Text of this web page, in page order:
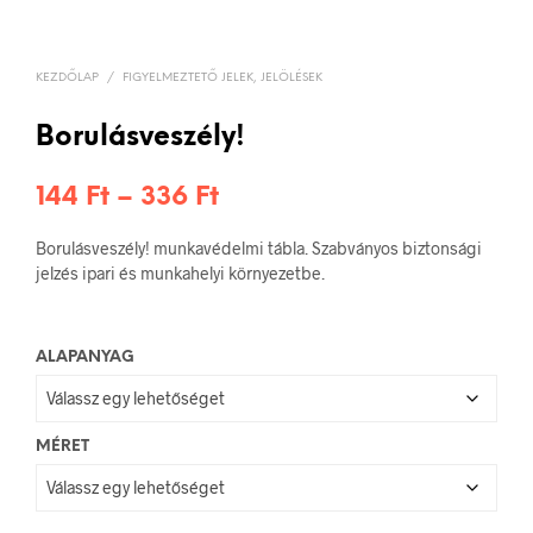
KEZDŐLAP / FIGYELMEZTETŐ JELEK, JELÖLÉSEK
Borulásveszély!
144 Ft – 336 FtÁrtartomány:
144 Ft
-
Borulásveszély! munkavédelmi tábla. Szabványos biztonsági
jelzés ipari és munkahelyi környezetbe.
ALAPANYAG
MÉRET